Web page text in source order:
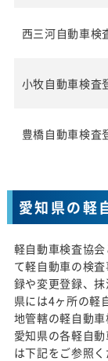
西三河自動車検
小牧自動車検査
豊橋自動車検査
愛知県の軽
軽自動車検査協
て軽自動車の検
録や変更登録、
県には4ヶ所の軽
地管轄の軽自動車
愛知県の各軽自
は下記をご参照く